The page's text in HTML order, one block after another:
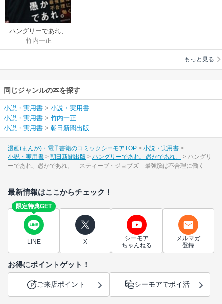
ハングリーであれ、
愚かであれ。
竹内一正
もっと見る
同じジャンルの本を探す
小説・実用書 > 小説・実用書
小説・実用書 > 竹内一正
小説・実用書 > 朝日新聞出版
漫画(まんが)・電子書籍のコミックシーモアTOP
小説・実用書
小説・実用書
朝日新聞出版 ハングリーであれ、愚かであれ。
ハングリ
ーであれ、愚かであれ。 スティーブ・ジョブズ 最強脳は不合理に働く
最新情報はここからチェック！
限定特典GET
LINE X
シーモア
ちゃんねる
メルマガ
登録
お得にポイントゲット！
ご来店ポイント シーモアでポイ活